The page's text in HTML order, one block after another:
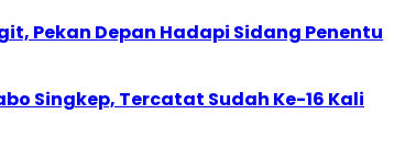
Pekan Depan Hadapi Sidang Penentu
Singkep, Tercatat Sudah Ke-16 Kali